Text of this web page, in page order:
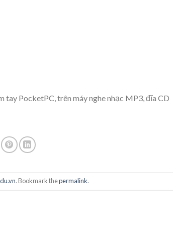
PocketPC, trên máy nghe nhạc MP3, đĩa CD
. Bookmark thepermalink.